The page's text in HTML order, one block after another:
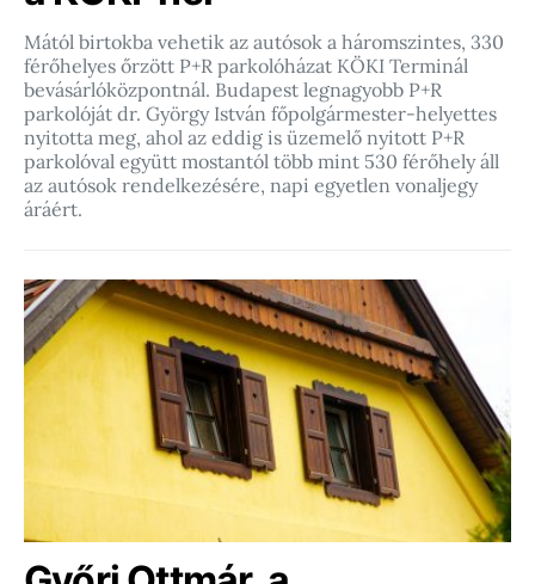
Mától birtokba vehetik az autósok a háromszintes, 330
férőhelyes őrzött P+R parkolóházat KÖKI Terminál
bevásárlóközpontnál. Budapest legnagyobb P+R
parkolóját dr. György István főpolgármester-helyettes
nyitotta meg, ahol az eddig is üzemelő nyitott P+R
parkolóval együtt mostantól több mint 530 férőhely áll
az autósok rendelkezésére, napi egyetlen vonaljegy
áráért.